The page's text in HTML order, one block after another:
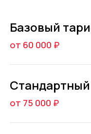
Базовый
от 60 000 ₽
от 75 000 ₽